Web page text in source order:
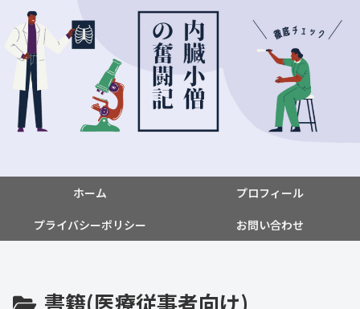
ホーム
プロフィール
プライバシーポリシー
お問い合わせ
書籍(医療従事者向け)